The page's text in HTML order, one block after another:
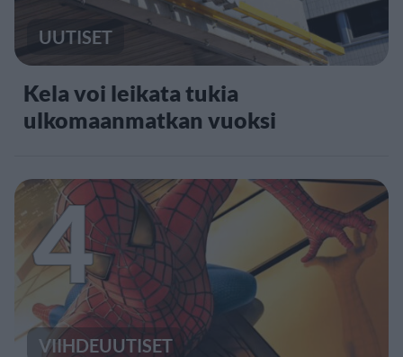
UUTISET
Kela voi leikata tukia
ulkomaanmatkan vuoksi
4
VIIHDEUUTISET